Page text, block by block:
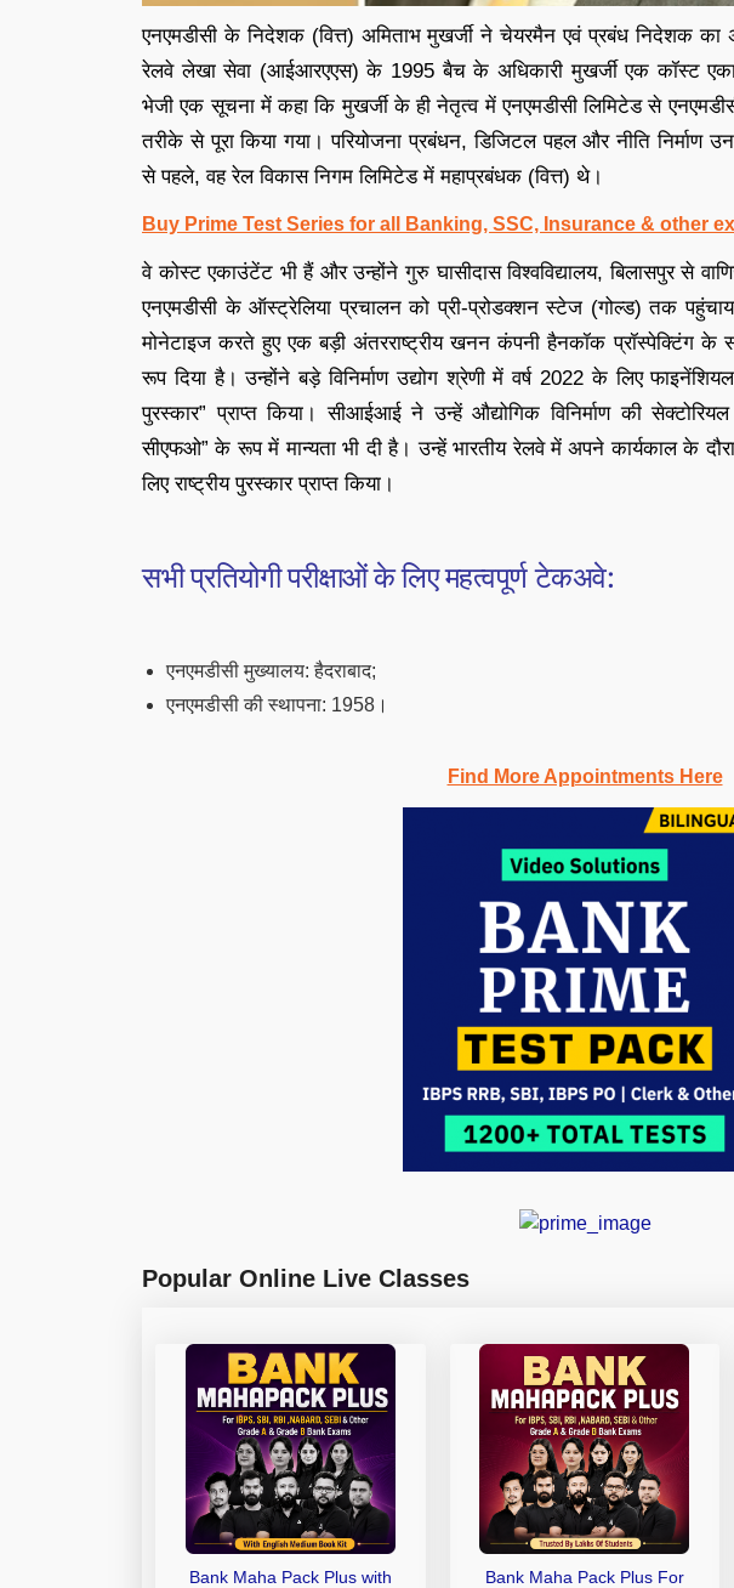
एनएमडीसी के निदेशक (वित्त) अमिताभ मुखर्जी ने चेयरमैन एवं प्रबंध निदेशक का
रेलवे लेखा सेवा (आईआरएएस) के 1995 बैच के अधिकारी मुखर्जी एक कॉस्ट
भेजी एक सूचना में कहा कि मुखर्जी के ही नेतृत्व में एनएमडीसी लिमिटेड से
तरीके से पूरा किया गया। परियोजना प्रबंधन, डिजिटल पहल और नीति निर्माण
से पहले, वह रेल विकास निगम लिमिटेड में महाप्रबंधक (वित्त) थे।
Buy Prime Test Series for all Banking, SSC, Insurance & other
वे कोस्‍ट एकाउंटेंट भी हैं और उन्होंने गुरु घासीदास विश्वविद्यालय, बिलासपुर से
एनएमडीसी के ऑस्ट्रेलिया प्रचालन को प्री-प्रोडक्शन स्टेज (गोल्ड) तक
मोनेटाइज करते हुए एक बड़ी अंतरराष्ट्रीय खनन कंपनी हैनकॉक प्रॉस्पेक्टिंग के
रूप दिया है। उन्होंने बड़े विनिर्माण उद्योग श्रेणी में वर्ष 2022 के लिए
पुरस्‍कार” प्राप्त किया। सीआईआई ने उन्हें औद्योगिक विनिर्माण की
सीएफओ” के रूप में मान्यता भी दी है। उन्हें भारतीय रेलवे में अपने कार्यकाल के
लिए राष्ट्रीय पुरस्कार प्राप्त किया।
सभी प्रतियोगी परीक्षाओं के लिए महत्वपूर्ण टेकअवे:
एनएमडीसी मुख्यालय: हैदराबाद;
एनएमडीसी की स्थापना: 1958।
Find More Appointments Here
Popular Online Live Classes
Bank Maha Pack Plus with
Bank Maha Pack Plus For